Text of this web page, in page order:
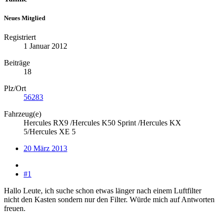
Neues Mitglied
Registriert
1 Januar 2012
Beiträge
18
Plz/Ort
56283
Fahrzeug(e)
Hercules RX9 /Hercules K50 Sprint /Hercules KX
5/Hercules XE 5
20 März 2013
#1
Hallo Leute, ich suche schon etwas länger nach einem Luftfilter
nicht den Kasten sondern nur den Filter. Würde mich auf Antworten
freuen.